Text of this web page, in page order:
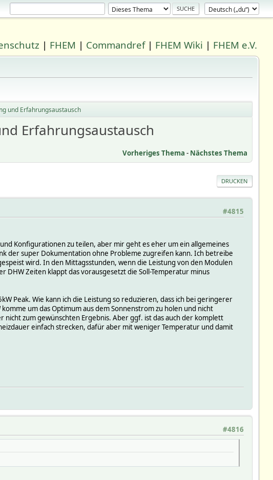
| FHEM | Commandref| FHEM Wiki | FHEM e.V.
und Erfahrungsaustausch
Erfahrungsaustausch
Vorheriges Thema - Nächstes Thema
DRUCKEN
#4815
Konfigurationen zu teilen, aber mir geht es eher um ein allgemeines
der super Dokumentation ohne Probleme zugreifen kann. Ich betreibe
wird. In den Mittagsstunden, wenn die Leistung von den Modulen
Zeiten klappt das vorausgesetzt die Soll-Temperatur minus
Peak. Wie kann ich die Leistung so reduzieren, dass ich bei geringerer
um das Optimum aus dem Sonnenstrom zu holen und nicht
nicht zum gewünschten Ergebnis. Aber ggf. ist das auch der komplett
einfach strecken, dafür aber mit weniger Temperatur und damit
#4816